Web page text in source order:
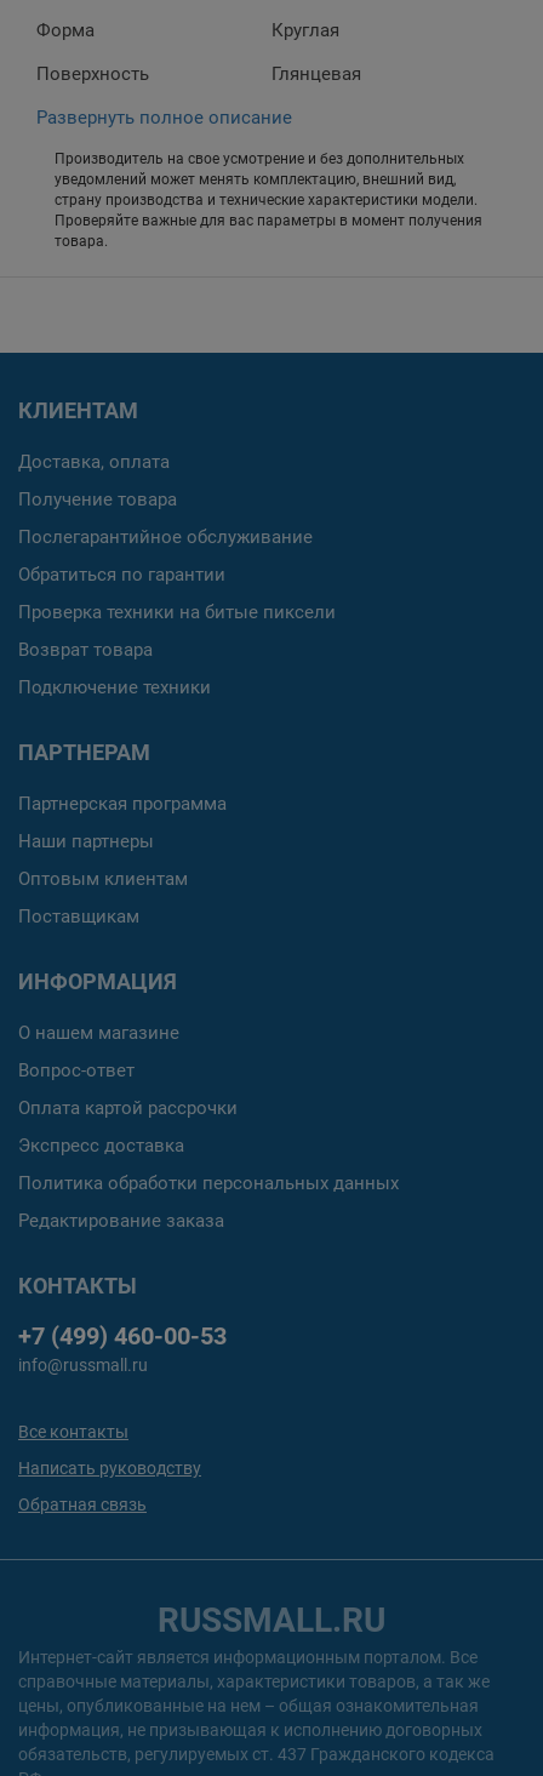
Форма
Круглая
Поверхность
Глянцевая
Развернуть полное описание
Производитель на свое усмотрение и без дополнительных
уведомлений может менять комплектацию, внешний вид,
страну производства и технические характеристики модели.
Проверяйте важные для вас параметры в момент получения
товара.
КЛИЕНТАМ
Доставка, оплата
Получение товара
Послегарантийное обслуживание
Обратиться по гарантии
Проверка техники на битые пиксели
Возврат товара
Подключение техники
ПАРТНЕРАМ
Партнерская программа
Наши партнеры
Оптовым клиентам
Поставщикам
ИНФОРМАЦИЯ
О нашем магазине
Вопрос-ответ
Оплата картой рассрочки
Экспресс доставка
Политика обработки персональных данных
Редактирование заказа
КОНТАКТЫ
+7 (499) 460-00-53
info@russmall.ru
Все контакты
Написать руководству
Обратная связь
RUSSMALL.RU
Интернет-сайт является информационным порталом. Все
справочные материалы, характеристики товаров, а так же
цены, опубликованные на нем – общая ознакомительная
информация, не призывающая к исполнению договорных
обязательств, регулируемых ст. 437 Гражданского кодекса